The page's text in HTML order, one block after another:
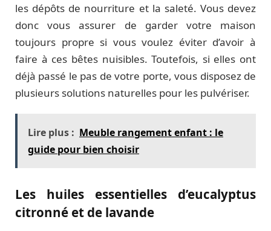
les dépôts de nourriture et la saleté. Vous devez
donc vous assurer de garder votre maison
toujours propre si vous voulez éviter d’avoir à
faire à ces bêtes nuisibles. Toutefois, si elles ont
déjà passé le pas de votre porte, vous disposez de
plusieurs solutions naturelles pour les pulvériser.
Lire plus : Meuble rangement enfant : le
guide pour bien choisir
Les huiles essentielles d’eucalyptus
citronné et de lavande